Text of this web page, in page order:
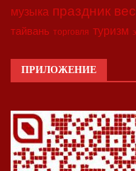
музыка праздник
тайвань торговля туризм
ПРИЛОЖЕНИЕ